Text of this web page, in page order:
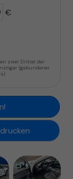
€
zwei Drittel der
(gebundener